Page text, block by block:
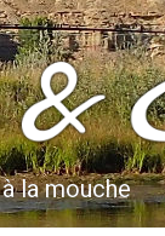
la mouche